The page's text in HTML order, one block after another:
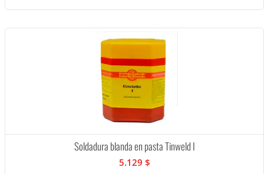
Soldadura blanda en pasta Tinweld I
5.129 $